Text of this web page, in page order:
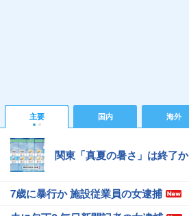
主要 国内 海外
関東「真夏の暑さ」は終了か
7歳に暴行か 施設従業員の女逮捕